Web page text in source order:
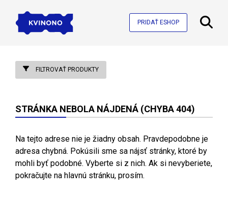
PRIDAŤ ESHOP
FILTROVAŤ PRODUKTY
STRÁNKA NEBOLA NÁJDENÁ (CHYBA 404)
Na tejto adrese nie je žiadny obsah. Pravdepodobne je
adresa chybná. Pokúsili sme sa nájsť stránky, ktoré by
mohli byť podobné. Vyberte si z nich. Ak si nevyberiete,
pokračujte na hlavnú stránku, prosím.